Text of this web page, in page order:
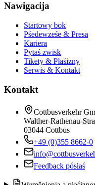
Nawigacija
Startowy bok
Pśedewześe & Presa
Kariera
Pytaś zwisk
Tikety & Płaśizny
Serwis & Kontakt
Kontakt
Cottbusverkehr
Walther-Rathenau-
03044 Cottbus
+49 (0)355 8662-0
Feedback pósłaś